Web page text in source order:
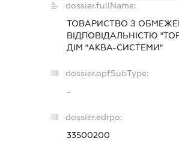
dossier.fullName:
ТОВАРИСТВО З
ВІДПОВІДАЛЬНІСТЮ
ДІМ "АКВА-СИСТЕМИ"
dossier.opfSubType:
-
dossier.edrpo:
33500200